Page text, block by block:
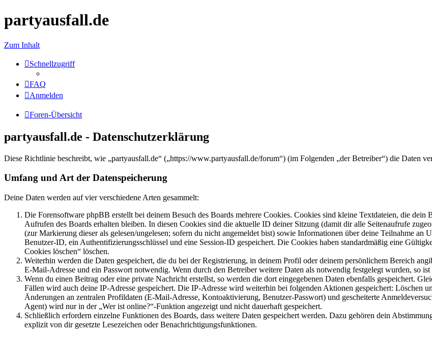
partyausfall.de
Zum Inhalt
Schnellzugriff
FAQ
Anmelden
Foren-Übersicht
partyausfall.de - Datenschutzerklärung
Diese Richtlinie beschreibt, wie „partyausfall.de“ („https://www.partyausfall.de/forum“) (im Folgenden „der Betreiber“) die Daten
Umfang und Art der Datenspeicherung
Deine Daten werden auf vier verschiedene Arten gesammelt:
Die Forensoftware phpBB erstellt bei deinem Besuch des Boards mehrere Cookies. Cookies sind kleine Textdateien, die dein
Aufrufen des Boards erhalten bleiben. In diesen Cookies sind die aktuelle ID deiner Sitzung (damit dir alle Seitenaufrufe
(zur Markierung dieser als gelesen/ungelesen; sofern du nicht angemeldet bist) sowie Informationen über deine Teilnahme an
Benutzer-ID, ein Authentifizierungsschlüssel und eine Session-ID gespeichert. Die Cookies haben standardmäßig eine
Cookies löschen“ löschen.
Weiterhin werden die Daten gespeichert, die du bei der Registrierung, in deinem Profil oder deinem persönlichem Bereich
E-Mail-Adresse und ein Passwort notwendig. Wenn durch den Betreiber weitere Daten als notwendig festgelegt wurden, so
Wenn du einen Beitrag oder eine private Nachricht erstellst, so werden die dort eingegebenen Daten ebenfalls gespeichert.
Fällen wird auch deine IP-Adresse gespeichert. Die IP-Adresse wird weiterhin bei folgenden Aktionen gespeichert: Löschen
Änderungen an zentralen Profildaten (E-Mail-Adresse, Kontoaktivierung, Benutzer-Passwort) und gescheiterte
Agent) wird nur in der „Wer ist online?“-Funktion angezeigt und nicht dauerhaft gespeichert.
Schließlich erfordern einzelne Funktionen des Boards, dass weitere Daten gespeichert werden. Dazu gehören dein
explizit von dir gesetzte Lesezeichen oder Benachrichtigungsfunktionen.